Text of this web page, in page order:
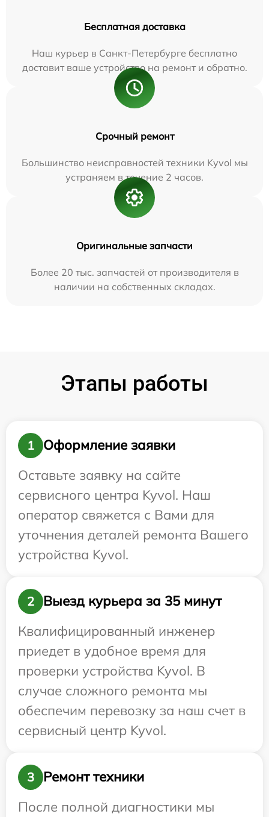
Бесплатная доставка
Наш курьер в Санкт-Петербурге бесплатно
доставит ваше устройство на ремонт и обратно.
Срочный ремонт
Большинство неисправностей техники Kyvol мы
устраняем в течение 2 часов.
Оригинальные запчасти
Более 20 тыс. запчастей от производителя в
наличии на собственных складах.
Этапы работы
1
Оформление заявки
Оставьте заявку на сайте
сервисного центра Kyvol. Наш
оператор свяжется с Вами для
уточнения деталей ремонта Вашего
устройства Kyvol.
2
Выезд курьера за 35 минут
Квалифицированный инженер
приедет в удобное время для
проверки устройства Kyvol. В
случае сложного ремонта мы
обеспечим перевозку за наш счет в
сервисный центр Kyvol.
3
Ремонт техники
После полной диагностики мы